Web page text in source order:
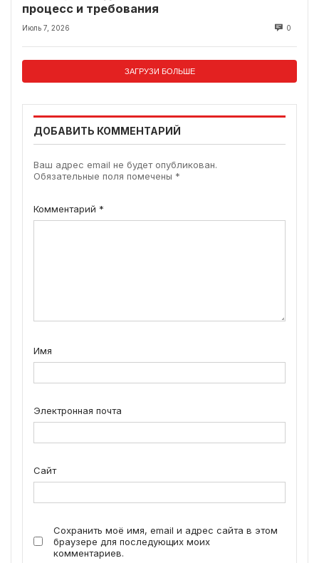
процесс и требования
Июль 7, 2026 0
ЗАГРУЗИ БОЛЬШЕ
ДОБАВИТЬ КОММЕНТАРИЙ
Ваш адрес email не будет опубликован.
Обязательные поля помечены *
Комментарий *
Имя
Электронная почта
Сайт
Сохранить моё имя, email и адрес сайта в этом
браузере для последующих моих
комментариев.